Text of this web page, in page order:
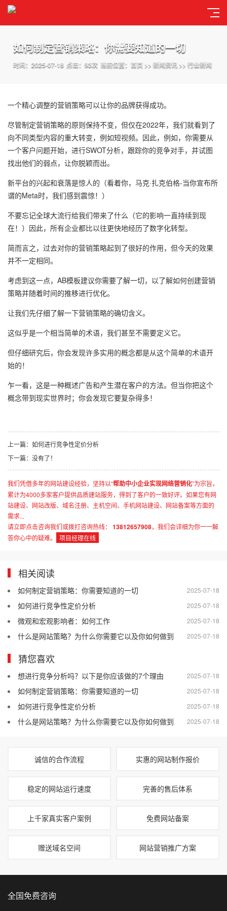
如何制定营销策略：你需要知道的一切
当前位置： 首页>> 新闻资讯 >> 行业新闻
时间：2025-07-18 点击：93次
一个精心调整的营销策略可以让你的品牌获得成功。
尽管制定营销策略的原则保持不变，但仅在2022年，我们就看到了
向不同类型内容的重大转变，例如短视频。因此，例如，你需要从
一个客户问题开始，进行SWOT分析，跟踪你的竞争对手，并试图
找出他们的弱点，让你脱颖而出。
新平台的兴起和衰落是惊人的（看着你，马克·扎克伯格-当你宣布所
谓的Meta时，我们感到震惊！）
不要忘记全球大流行给我们带来了什么（它的影响一直持续到现
在！）因此，所有企业都比以往更快地经历了数字化转型。
简而言之，过去对你的营销策略起到了很好的作用，但今天的效果
并不一定相同。
考虑到这一点，AB模板建议你需要了解一切，以了解如何创建营销
策略并随着时间的推移进行优化。
让我们先仔细了解一下营销策略的确切含义。
这似乎是一个相当简单的术语，我们甚至不需要定义它。
但仔细研究后，你会发现许多实用的概念都是从这个简单的术语开
始的！
乍一看，这是一种概述广告和产生潜在客户的方法。但当你把这个
概念带到现实世界时；你会发现它要复杂得多！
上一篇： 如何进行竞争性定价分析
下一篇：没有了！
我们凭借多年的网站建设经验，坚持以“帮助中小企业实现网络营销化”为宗旨，
累计为4000多家客户提供品质建站服务，得到了客户的一致好评。如果您有网
站建设、网站改版、域名注册、主机空间、手机网站建设、网站备案等方面的
需求...
请立即点击咨询我们或拨打咨询热线：
13812657908，我们会详细为你一一解
答你心中的疑难。
项目经理在线
相关阅读
2025-07-18
如何制定营销策略：你需要知道的一切
2025-07-18
如何进行竞争性定价分析
2025-07-18
微观和宏观影响者：如何工作
2025-07-18
什么是网站策略？为什么你需要它以及你如何做到
猜您喜欢
2025-07-18
想进行竞争分析吗？以下是你应该做的7个理由
2025-07-18
如何制定营销策略：你需要知道的一切
2025-07-18
如何进行竞争性定价分析
2025-07-18
什么是网站策略？为什么你需要它以及你如何做到
诚信的合作流程 实惠的网站制作报价
稳定的网站运行速度 完善的售后体系
上千家真实客户案例 免费网站备案
赠送域名空间 网站营销推广方案
全国免费咨询